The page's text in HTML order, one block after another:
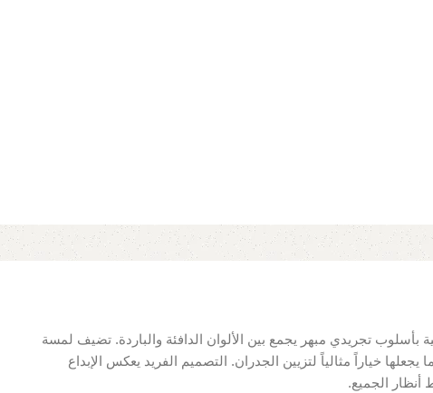
بأسلوب تجريدي مبهر يجمع بين الألوان الدافئة والباردة. تضيف لمسة
خياراً مثالياً لتزيين الجدران. التصميم الفريد يعكس الإبداع
أنظار الجميع.